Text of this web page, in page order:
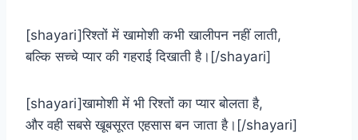
[shayari]रिश्तों में खामोशी कभी खालीपन नहीं लाती,
बल्कि सच्चे प्यार की गहराई दिखाती है।[/shayari]
[shayari]खामोशी में भी रिश्तों का प्यार बोलता है,
और वही सबसे खूबसूरत एहसास बन जाता है।[/shayari]